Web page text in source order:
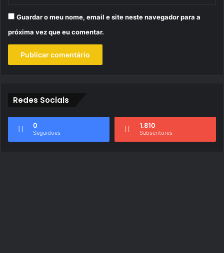
Guardar o meu nome, email e site neste navegador para a
próxima vez que eu comentar.
Redes Sociais
0
Seguidoes
1.810
Subscritores